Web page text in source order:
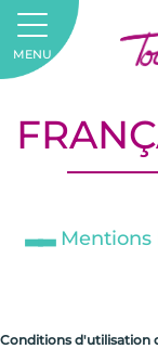
Mentions
Conditions d'utilisation
MENU